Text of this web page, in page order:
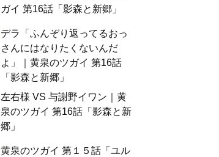
ガイ 第16話「影森と新郷」
デラ「ふんぞり返ってるおっ
さんにはなりたくないんだ
よ」｜黄泉のツガイ 第16話
「影森と新郷」
左右様 VS 与謝野イワン｜黄
泉のツガイ 第16話「影森と新
郷」
黄泉のツガイ 第１５話「ユル